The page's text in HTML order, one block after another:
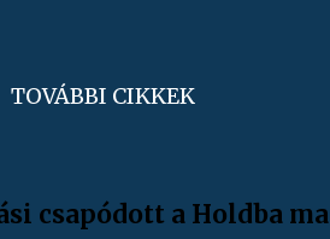
TOVÁBBI CIKKEK
csapódott a Holdba ma